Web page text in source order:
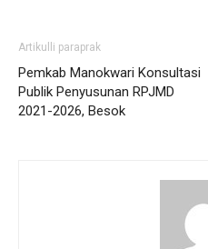
Artikulli paraprak
Pemkab Manokwari Konsultasi
Publik Penyusunan RPJMD
2021-2026, Besok